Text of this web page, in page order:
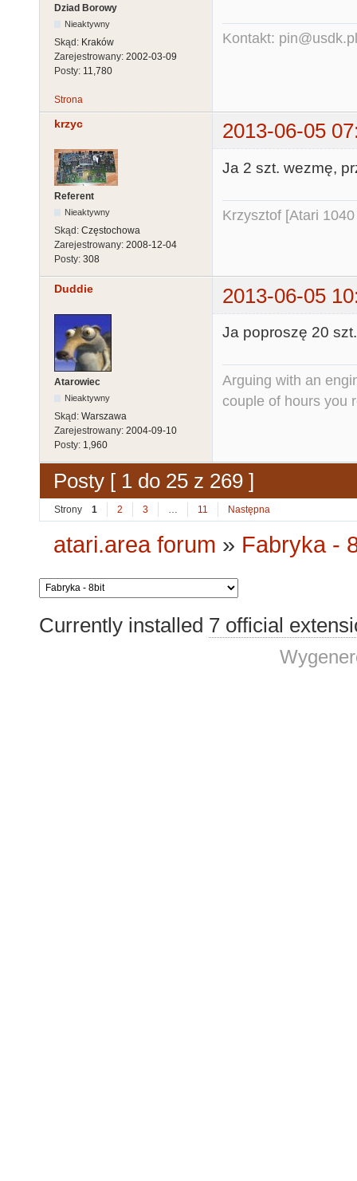
Dziad Borowy
Nieaktywny
Skąd: Kraków
Zarejestrowany: 2002-03-09
Posty: 11,780
Kontakt: pin@usdk.pl
Strona
krzyc 2013-06-05
Referent
Nieaktywny
Skąd: Częstochowa
Zarejestrowany: 2008-12-04
Posty: 308
Ja 2 szt. wezmę,
Krzysztof [Atari
Duddie 2013-06-05
Atarowiec
Nieaktywny
Skąd: Warszawa
Zarejestrowany: 2004-09-10
Posty: 1,960
Ja poproszę 20 szt.
Arguing with an
couple of hours you
Posty [ 1 do 25 z 269 ]
Strony 1 2 3 … 11 Następna
atari.area forum » Fabryka -
Currently installed 7 official